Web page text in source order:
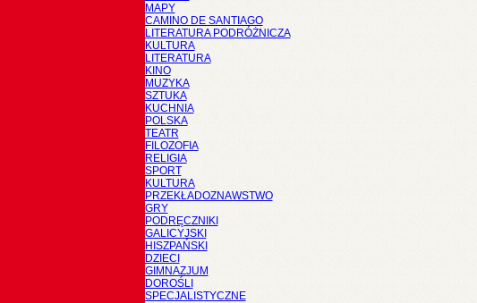
MAPY
CAMINO DE SANTIAGO
LITERATURA PODRÓŻNICZA
KULTURA
LITERATURA
KINO
MUZYKA
SZTUKA
KUCHNIA
POLSKA
TEATR
FILOZOFIA
RELIGIA
SPORT
KULTURA
PRZEKŁADOZNAWSTWO
GRY
PODRĘCZNIKI
GALICYJSKI
HISZPAŃSKI
DZIECI
GIMNAZJUM
DOROŚLI
SPECJALISTYCZNE